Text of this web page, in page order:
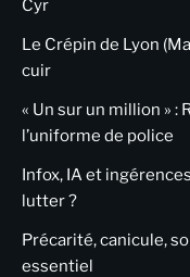
Cyr
Le Crépin de Lyon
cuir
« Un sur un million » :
l’uniforme de police
Infox, IA et
lutter ?
Précarité, canicule,
essentiel